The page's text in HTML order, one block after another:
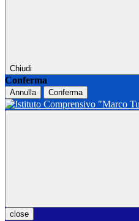
Chiudi
Conferma
Annulla Conferma
close